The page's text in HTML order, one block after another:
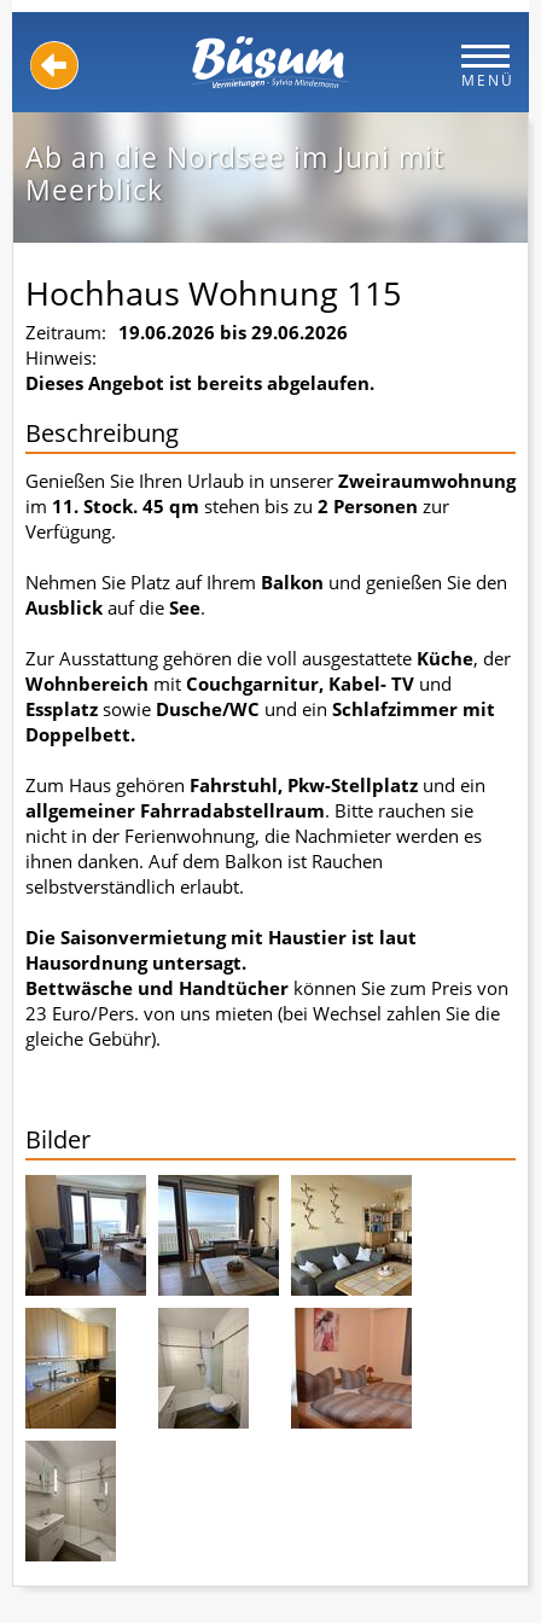
Ab an die Nordsee im Juni mit
Meerblick
MENÜ
Hochhaus Wohnung 115
Zeitraum: 19.06.2026 bis 29.06.2026
Hinweis:
Dieses Angebot ist bereits abgelaufen.
Beschreibung
Genießen Sie Ihren Urlaub in unserer Zweiraumwohnung
im 11. Stock. 45 qm stehen bis zu 2 Personen zur
Verfügung.
Nehmen Sie Platz auf Ihrem Balkon und genießen Sie den
Ausblick auf die See.
Zur Ausstattung gehören die voll ausgestattete Küche, der
Wohnbereich mit Couchgarnitur, Kabel- TV und
Essplatz sowie Dusche/WC und ein Schlafzimmer mit
Doppelbett.
Zum Haus gehören Fahrstuhl, Pkw-Stellplatz und ein
allgemeiner Fahrradabstellraum. Bitte rauchen sie
nicht in der Ferienwohnung, die Nachmieter werden es
ihnen danken. Auf dem Balkon ist Rauchen
selbstverständlich erlaubt.
Die Saisonvermietung mit Haustier ist laut
Hausordnung untersagt.
Bettwäsche und Handtücher können Sie zum Preis von
23 Euro/Pers. von uns mieten (bei Wechsel zahlen Sie die
gleiche Gebühr).
Bilder